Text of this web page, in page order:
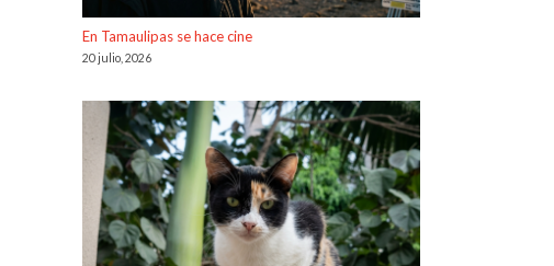
En Tamaulipas se hace cine
20 julio, 2026